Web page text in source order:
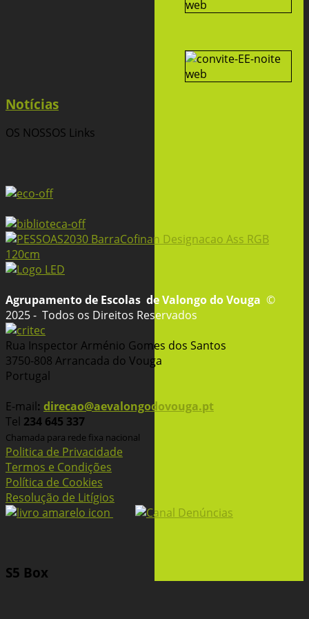
Notícias
OS NOSSOS Links
Agrupamento de Escolas de Valongo do Vouga ©
2025 - Todos os Direitos Reservados
Rua Inspector Arménio Gomes dos Santos
3750-808 Arrancada do Vouga
Portugal
E-mail: direcao@aevalongodovouga.pt
Tel 234 645 337
Chamada para rede fixa nacional
Politica de Privacidade
Termos e Condições
Política de Cookies
Resolução de Litígios
S5 Box